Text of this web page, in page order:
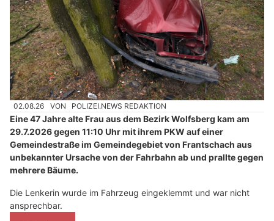
02.08.26 VON POLIZEI.NEWS REDAKTION
Eine 47 Jahre alte Frau aus dem Bezirk Wolfsberg kam am
29.7.2026 gegen 11:10 Uhr mit ihrem PKW auf einer
Gemeindestraße im Gemeindegebiet von Frantschach aus
unbekannter Ursache von der Fahrbahn ab und prallte gegen
mehrere Bäume.
Die Lenkerin wurde im Fahrzeug eingeklemmt und war nicht
ansprechbar.